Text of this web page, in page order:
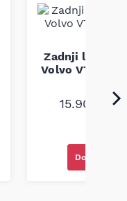
sistema.
proverite po
Zadnji lonac
Volvo V70 II
15.900,00
Dodaj u